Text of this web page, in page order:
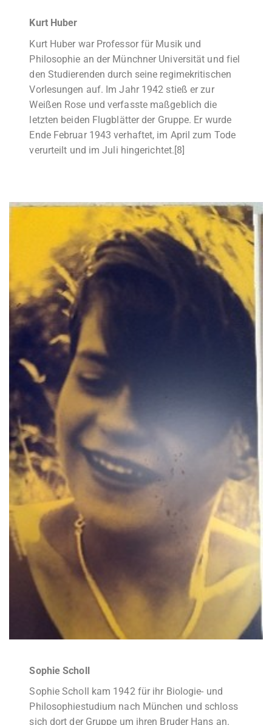
Kurt Huber
Kurt Huber war Professor für Musik und
Philosophie an der Münchner Universität und fiel
den Studierenden durch seine regimekritischen
Vorlesungen auf. Im Jahr 1942 stieß er zur
Weißen Rose und verfasste maßgeblich die
letzten beiden Flugblätter der Gruppe. Er wurde
Ende Februar 1943 verhaftet, im April zum Tode
verurteilt und im Juli hingerichtet.[8]
Sophie Scholl
Sophie Scholl kam 1942 für ihr Biologie- und
Philosophiestudium nach München und schloss
sich dort der Gruppe um ihren Bruder Hans an.